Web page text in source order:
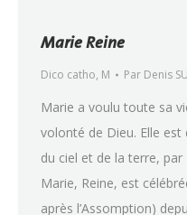
Marie Reine
Dico catho, M Par Denis
Marie a voulu toute sa
volonté de Dieu. Elle
du ciel et de la terre,
Marie, Reine, est
après l’Assomption)